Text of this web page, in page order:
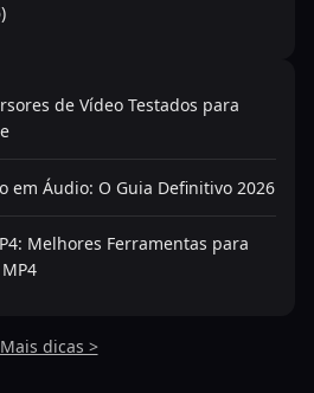
de Vídeo Testados para
em Áudio: O Guia Definitivo 2026
Melhores Ferramentas para
Mais dicas >